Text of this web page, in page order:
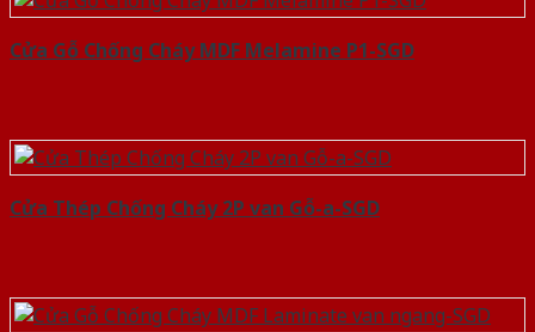
Cửa Gỗ Chống Cháy MDF Melamine P1-SGD
Cửa Thép Chống Cháy 2P van Gỗ-a-SGD